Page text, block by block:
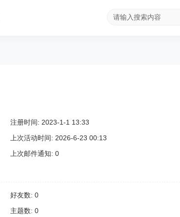
注册时间: 2023-1-1 13:33
上次活动时间: 2026-6-23 00:13
上次邮件通知: 0
好友数: 0
主题数: 0